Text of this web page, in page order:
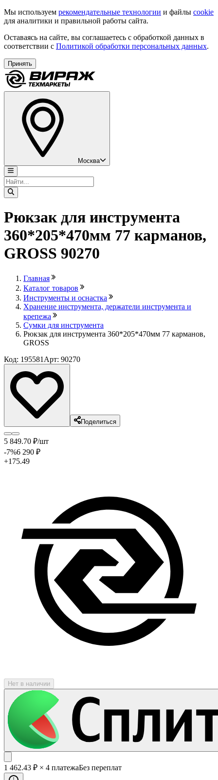
Мы используем рекомендательные технологии и файлы cookie
для аналитики и правильной работы сайта.
Оставаясь на сайте, вы соглашаетесь с обработкой данных в
соответствии с Политикой обработки персональных данных.
Принять
Москва
Рюкзак для инструмента
360*205*470мм 77 карманов,
GROSS 90270
Главная
Каталог товаров
Инструменты и оснастка
Хранение инструмента, держатели инструмента и
крепежа
Сумки для инструмента
Рюкзак для инструмента 360*205*470мм 77 карманов,
GROSS
Код: 195581 Арт: 90270
Поделиться
5 849.70 ₽/шт
-7%6 290 ₽
+175.49
Нет в наличии
1 462.43 ₽ × 4 платежаБез переплат